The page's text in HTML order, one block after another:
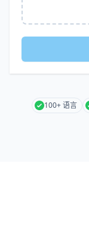
100+ 语言